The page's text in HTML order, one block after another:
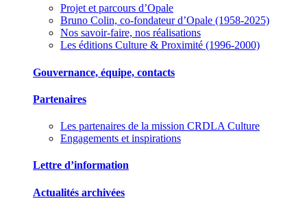
Projet et parcours d’Opale
Bruno Colin, co-fondateur d’Opale (1958-2025)
Nos savoir-faire, nos réalisations
Les éditions Culture & Proximité (1996-2000)
Gouvernance, équipe, contacts
Partenaires
Les partenaires de la mission CRDLA Culture
Engagements et inspirations
Lettre d’information
Actualités archivées